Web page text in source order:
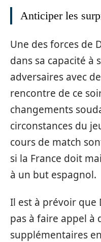
Anticiper les
Une des forces de
dans sa capacité à
adversaires avec
rencontre de ce
changements
circonstances du
cours de match
si la France doit
à un but espagnol.
Il est à prévoir que
pas à faire appel à
supplémentaires